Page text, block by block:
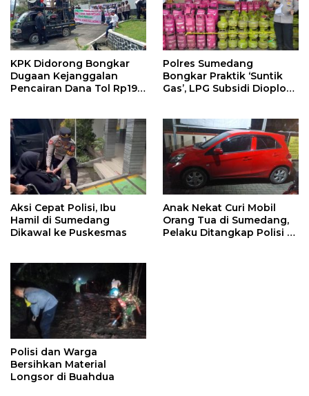
KPK Didorong Bongkar
Dugaan Kejanggalan
Pencairan Dana Tol Rp190
Polres Sumedang
Bongkar Praktik ‘Suntik
Gas’, LPG Subsidi Dioplos
Aksi Cepat Polisi, Ibu
Hamil di Sumedang
Dikawal ke Puskesmas
Anak Nekat Curi Mobil
Orang Tua di Sumedang,
Pelaku Ditangkap Polisi di
Polisi dan Warga
Bersihkan Material
Longsor di Buahdua